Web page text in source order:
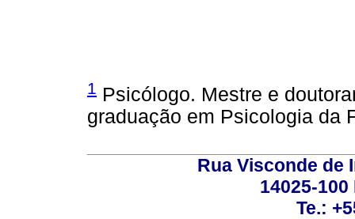
1 Psicólogo. Mestre e
graduação em Psicologia da
Rua Visconde de
14025-
Te.: